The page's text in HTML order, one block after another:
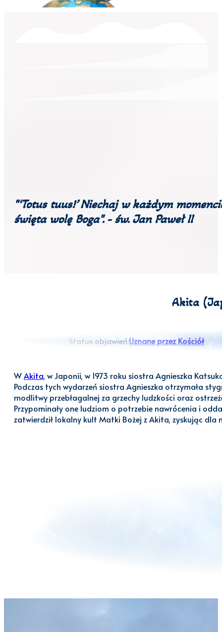
"‘Totus tuus!’ Niechaj w każdym
święta wolę Boga". - św. Jan Paweł II
Akita
Status objawień:Uznane przez Kościół
WAkita, w Japonii, w 1973 roku siostra Agnieszka
Podczas tych wydarzeń siostra Agnieszka otrzymała
modlitwy przebłagalnej za grzechy ludzkości oraz
Przypominały one ludziom o potrzebie nawrócenia i
zatwierdził lokalny kult Matki Bożej z Akita, zyskując